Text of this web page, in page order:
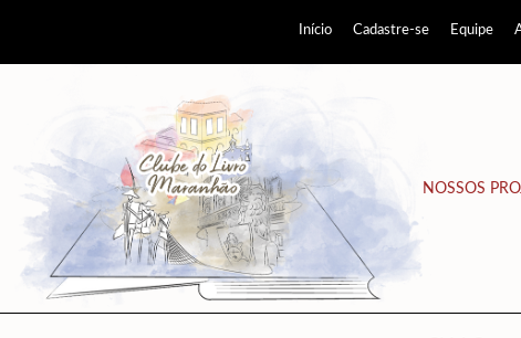
Início Cadastre-se Equipe
NOSSOS